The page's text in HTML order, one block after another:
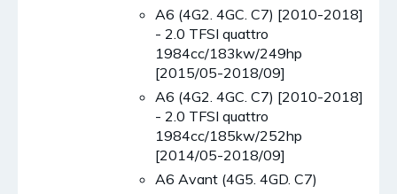
A6 (4G2. 4GC. C7) [2010-2018]
- 2.0 TFSI quattro
1984cc/183kw/249hp
[2015/05-2018/09]
A6 (4G2. 4GC. C7) [2010-2018]
- 2.0 TFSI quattro
1984cc/185kw/252hp
[2014/05-2018/09]
A6 Avant (4G5. 4GD. C7)